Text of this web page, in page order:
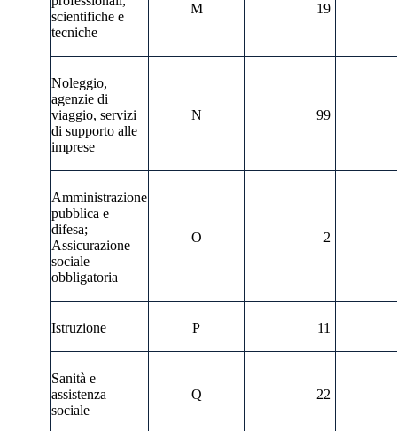
scientifiche e
tecniche
M 19
Noleggio,
agenzie di
viaggio, servizi
di supporto alle
imprese
N 99
Amministrazione
pubblica e
difesa;
Assicurazione
sociale
obbligatoria
O 2
Istruzione P 11
Sanità e
assistenza
sociale
Q 22